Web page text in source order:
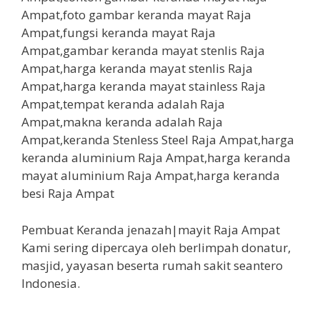
Pembuat Keranda jenazah|mayit Raja Ampat
Kami sering dipercaya oleh berlimpah donatur,
masjid, yayasan beserta rumah sakit seantero
Indonesia.